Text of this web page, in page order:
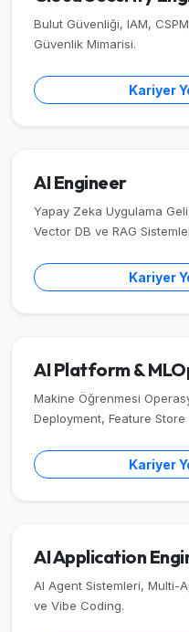
Bulut Güvenliği, IAM,
Güvenlik Mimarisi.
Kariyer
AI Engineer
Yapay Zeka Uygulama
Vector DB ve RAG
Kariyer
AI Platform &
Makine Öğrenmesi
Deployment, Feature Store
Kariyer
AI Application
AI Agent Sistemleri, Multi-
ve Vibe Coding.